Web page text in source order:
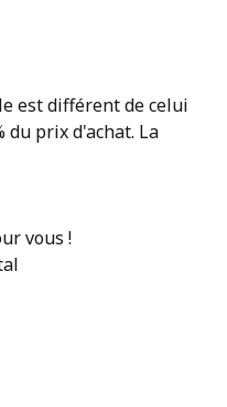
est différent de celui
du prix d'achat. La
vous !